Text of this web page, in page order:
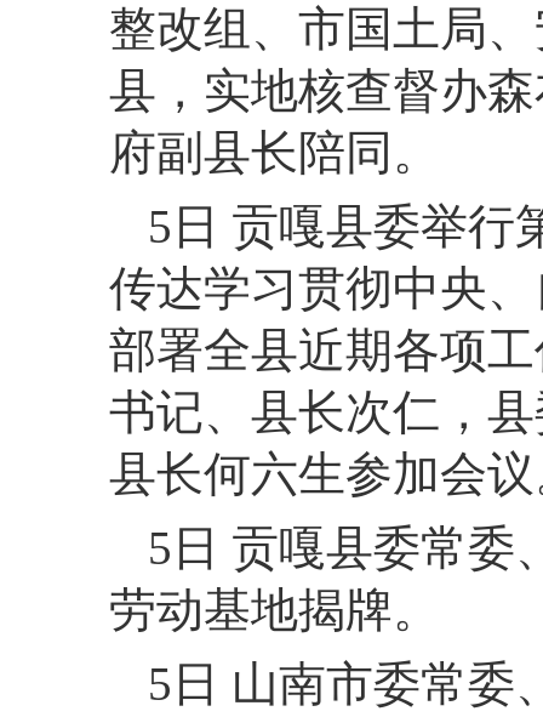
整改组、市国土局
县，实地核查督办
府副县长陪同。
5日 贡嘎县委举行
传达学习贯彻中央
部署全县近期各项
书记、县长次仁，
县长何六生参加会
5日 贡嘎县委常委
劳动基地揭牌。
5日 山南市委常委